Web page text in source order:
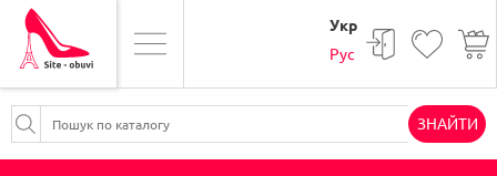
Укр
Рус
ЗНАЙТИ